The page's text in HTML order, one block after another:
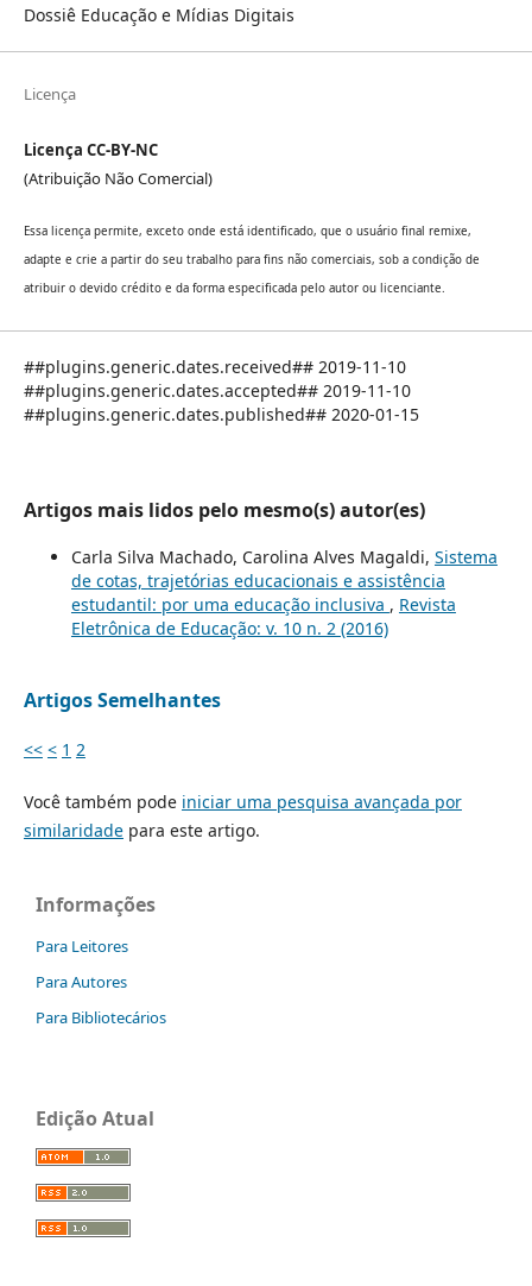
Dossiê Educação e Mídias Digitais
Licença
Licença CC-BY-NC
(Atribuição Não Comercial)
Essa licença permite, exceto onde está identificado, que o usuário final remixe,
adapte e crie a partir do seu trabalho para fins não comerciais, sob a condição de
atribuir o devido crédito e da forma especificada pelo autor ou licenciante.
##plugins.generic.dates.received## 2019-11-10
##plugins.generic.dates.accepted## 2019-11-10
##plugins.generic.dates.published## 2020-01-15
Artigos mais lidos pelo mesmo(s) autor(es)
Carla Silva Machado, Carolina Alves Magaldi, Sistema
de cotas, trajetórias educacionais e assistência
estudantil: por uma educação inclusiva , Revista
Eletrônica de Educação: v. 10 n. 2 (2016)
Artigos Semelhantes
<< < 1 2
Você também pode iniciar uma pesquisa avançada por
similaridadepara este artigo.
Informações
Para Leitores
Para Autores
Para Bibliotecários
Edição Atual